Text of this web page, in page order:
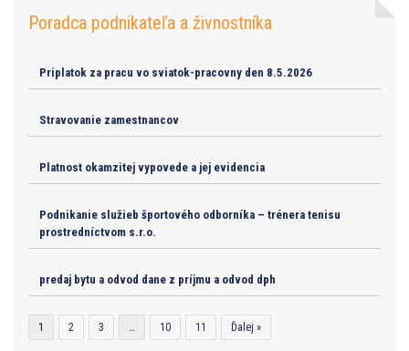
Poradca podnikateľa a živnostníka
Priplatok za pracu vo sviatok-pracovny den 8.5.2026
Stravovanie zamestnancov
Platnost okamzitej vypovede a jej evidencia
Podnikanie služieb športového odborníka – trénera tenisu
prostredníctvom s.r.o.
predaj bytu a odvod dane z príjmu a odvod dph
1 2 3 … 10 11 Ďalej »